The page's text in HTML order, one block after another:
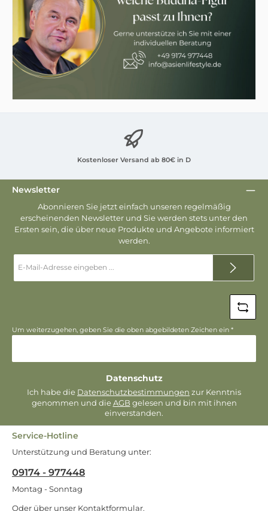
Kostenloser Versand ab 80€ in D
Newsletter
Abonnieren Sie jetzt einfach unseren regelmäßig
erscheinenden Newsletter und Sie werden stets unter den
Ersten sein, die über neue Produkte und Angebote informiert
werden.
Mail-
Adresse
Um weiterzugehen, geben Sie die oben abgebildeten Zeichen ein *
Datenschutz
Ich habe die Datenschutzbestimmungen zur Kenntnis
genommen und die AGB gelesen und bin mit ihnen
einverstanden.
Service-Hotline
Unterstützung und Beratung unter:
09174 - 977448
Montag - Sonntag
Oder über unser Kontaktformular.